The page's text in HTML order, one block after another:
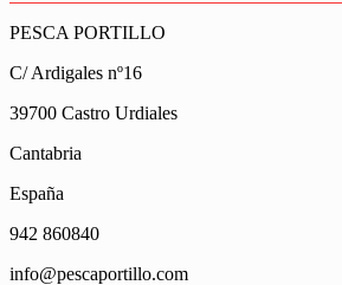
169,00€.124,00€.
PESCA PORTILLO
C/ Ardigales nº16
39700 Castro Urdiales
Cantabria
España
942 860840
info@pescaportillo.com